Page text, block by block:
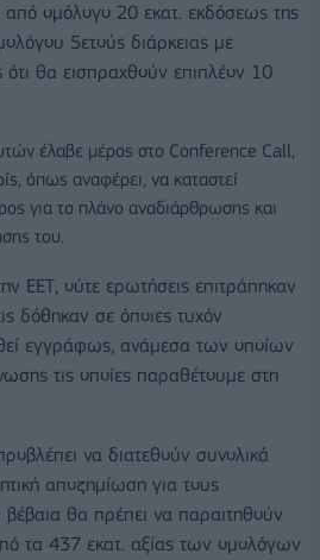
ομόλογο 20 εκατ. εκδόσεως της
5ετούς διάρκειας με
ότι θα εισπραχθούν επιπλέον 10
έλαβε μέρος στο Conference Call,
όπως αναφέρει, να καταστεί
για το πλάνο αναδιάρθρωσης και
του.
ΕΕΤ, ούτε ερωτήσεις επιτράπηκαν
δόθηκαν σε όποιες τυχόν
εγγράφως, ανάμεσα των οποίων
τις οποίες παραθέτουμε στη
να διατεθούν συνολικά
αποζημίωση για τους
βέβαια θα πρέπει να παραιτηθούν
τα 437 εκατ. αξίας των ομολόγων